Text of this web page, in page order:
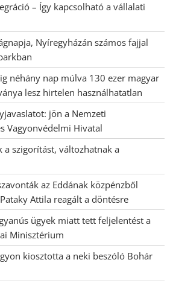
– Így kapcsolható a vállalati
Nyíregyházán számos fajjal
néhány nap múlva 130 ezer magyar
lesz hirtelen használhatatlan
jön a Nemzeti
Vagyonvédelmi Hivatal
a szigorítást, változhatnak a
az Eddának közpénzből
Attila reagált a döntésre
ügyek miatt tett feljelentést a
Minisztérium
kiosztotta a neki beszóló Bohár